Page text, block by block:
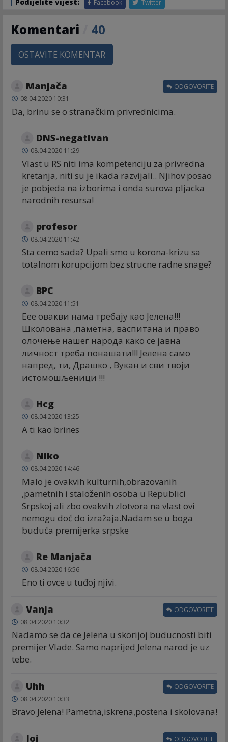
Facebook Twitter
Komentari 40
OSTAVITE KOMENTAR
Manjača
08.04.2020 10:31
Da, brinu se o stranačkim privrednicima.
ODGOVORITE
DNS-negativan
08.04.2020 11:29
Vlast u RS niti ima kompetenciju za privredna
kretanja, niti su je ikada razvijali.. Njihov posao
je pobjeda na izborima i onda surova pljacka
narodnih resursa!
profesor
08.04.2020 11:42
Sta cemo sada? Upali smo u korona-krizu sa
totalnom korupcijom bez strucne radne snage?
ВРС
08.04.2020 11:51
Еее овакви нама требају као Јелена!!!
Школована ,паметна, васпитана и право
олочење нашег народа како се јавна
личност треба понашати!!! Јелена само
напред, ти, Драшко , Вукан и сви твоји
истомошљеници !!!
Hcg
08.04.2020 13:25
A ti kao brines
Niko
08.04.2020 14:46
Malo je ovakvih kulturnih,obrazovanih
,pametnih i staloženih osoba u Republici
Srpskoj ali zbo ovakvih zlotvora na vlast ovi
nemogu doć do izražaja.Nadam se u boga
buduća premijerka srpske
Re Manjača
08.04.2020 16:56
Eno ti ovce u tuđoj njivi.
Vanja
08.04.2020 10:32
Nadamo se da ce Jelena u skorijoj buducnosti biti
premijer Vlade. Samo naprijed Jelena narod je uz
tebe.
ODGOVORITE
Uhh
08.04.2020 10:33
Bravo Jelena! Pametna,iskrena,postena i skolovana!
ODGOVORITE
Joj ODGOVORITE